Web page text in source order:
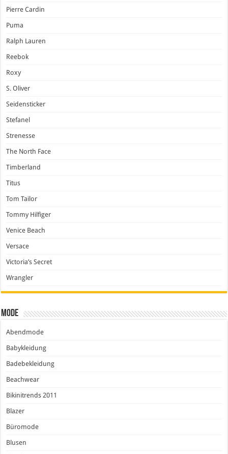
Pierre Cardin
Puma
Ralph Lauren
Reebok
Roxy
S. Oliver
Seidensticker
Stefanel
Strenesse
The North Face
Timberland
Titus
Tom Tailor
Tommy Hilfiger
Venice Beach
Versace
Victoria’s Secret
Wrangler
Mode
Abendmode
Babykleidung
Badebekleidung
Beachwear
Bikinitrends 2011
Blazer
Büromode
Blusen